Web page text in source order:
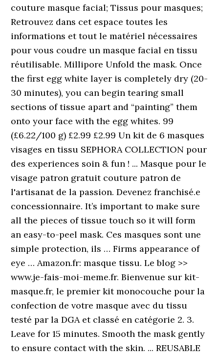
couture masque facial; Tissus pour masques;
Retrouvez dans cet espace toutes les
informations et tout le matériel nécessaires
pour vous coudre un masque facial en tissu
réutilisable. Millipore Unfold the mask. Once
the first egg white layer is completely dry (20-
30 minutes), you can begin tearing small
sections of tissue apart and “painting” them
onto your face with the egg whites. 99
(£6.22/100 g) £2.99 £2.99 Un kit de 6 masques
visages en tissu SEPHORA COLLECTION pour
des experiences soin & fun ! ... Masque pour le
visage patron gratuit couture patron de
l'artisanat de la passion. Devenez franchisé.e
concessionnaire. It’s important to make sure
all the pieces of tissue touch so it will form
an easy-to-peel mask. Ces masques sont une
simple protection, ils … Firms appearance of
eye … Amazon.fr: masque tissu. Le blog >>
www.je-fais-moi-meme.fr. Bienvenue sur kit-
masque.fr, le premier kit monocouche pour la
confection de votre masque avec du tissu
testé par la DGA et classé en catégorie 2. 3.
Leave for 15 minutes. Smooth the mask gently
to ensure contact with the skin. ... REUSABLE